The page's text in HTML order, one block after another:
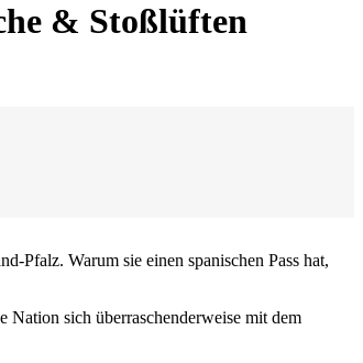
& Stoßlüften
Pfalz. Warum sie einen spanischen Pass hat,
Nation sich überraschenderweise mit dem